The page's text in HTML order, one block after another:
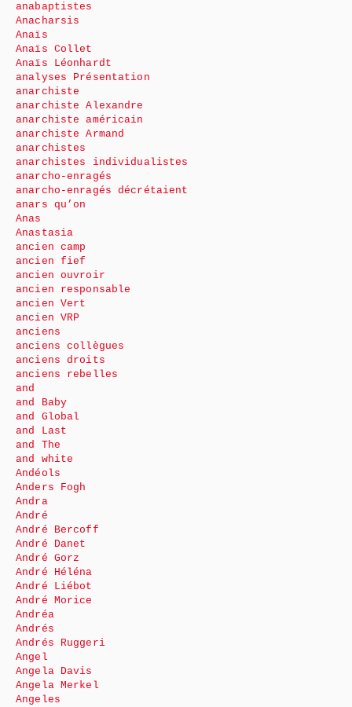
anabaptistes
Anacharsis
Anaïs
Anaïs Collet
Anaïs Léonhardt
analyses Présentation
anarchiste
anarchiste Alexandre
anarchiste américain
anarchiste Armand
anarchistes
anarchistes individualistes
anarcho-enragés
anarcho-enragés décrétaient
anars qu’on
Anas
Anastasia
ancien camp
ancien fief
ancien ouvroir
ancien responsable
ancien Vert
ancien VRP
anciens
anciens collègues
anciens droits
anciens rebelles
and
and Baby
and Global
and Last
and The
and white
Andéols
Anders Fogh
Andra
André
André Bercoff
André Danet
André Gorz
André Héléna
André Liébot
André Morice
Andréa
Andrés
Andrés Ruggeri
Angel
Angela Davis
Angela Merkel
Angeles